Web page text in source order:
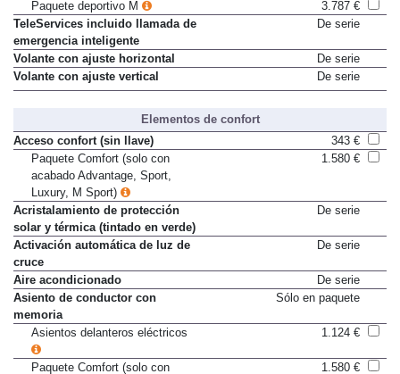
Paquete deportivo M
3.787 €
TeleServices incluido llamada de
emergencia inteligente
Volante con ajuste horizontal
De serie
Volante con ajuste vertical
De serie
Elementos de confort
Acceso confort (sin llave)
343 €
Paquete Comfort (solo con
acabado Advantage, Sport,
Luxury, M Sport)
Acristalamiento de protección
solar y térmica (tintado en verde)
Activación automática de luz de
cruce
Aire acondicionado
De serie
Asiento de conductor con
memoria
Asientos delanteros eléctricos